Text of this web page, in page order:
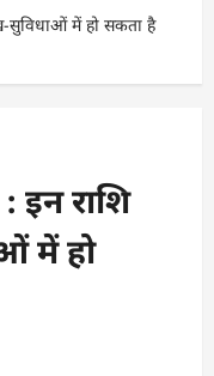
सुविधाओं में हो सकता है
इन राशि
में हो